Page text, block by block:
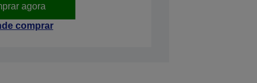
agora
comprar